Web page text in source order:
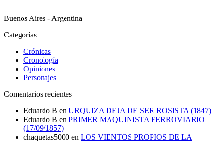
Buenos Aires - Argentina
Categorías
Crónicas
Cronología
Opiniones
Personajes
Comentarios recientes
Eduardo B en URQUIZA DEJA DE SER ROSISTA (1847)
Eduardo B en PRIMER MAQUINISTA FERROVIARIO
(17/09/1857)
chaquetas5000 en LOS VIENTOS PROPIOS DE LA